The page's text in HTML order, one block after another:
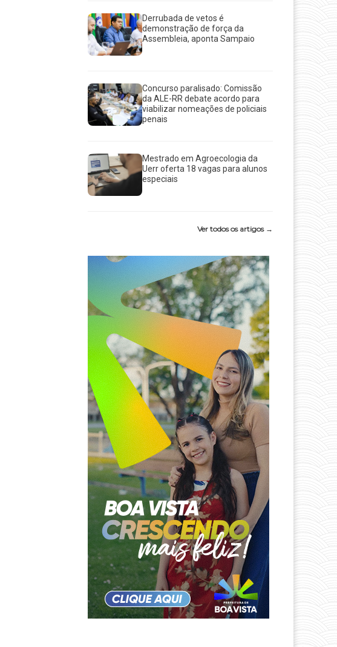
Derrubada de vetos é
demonstração de força da
Assembleia, aponta Sampaio
Concurso paralisado: Comissão
da ALE-RR debate acordo para
viabilizar nomeações de policiais
penais
Mestrado em Agroecologia da
Uerr oferta 18 vagas para alunos
especiais
Ver todos os artigos →